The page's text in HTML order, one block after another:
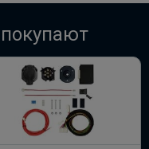
фаркопа Hak-